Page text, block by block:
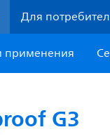
Для
применения
G3